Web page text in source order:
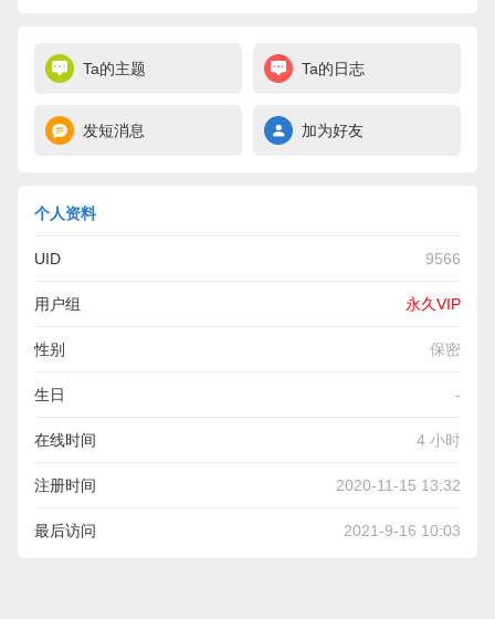
Ta的主题 Ta的日志
发短消息 加为好友
个人资料
UID 9566
用户组 永久VIP
性别 保密
生日 -
在线时间 4 小时
注册时间 2020-11-15 13:32
最后访问 2021-9-16 10:03